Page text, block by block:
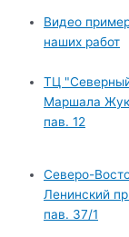
Видео
наших работ
ТЦ
Маршала
пав. 12
Северо-
Ленинский
пав. 37/1